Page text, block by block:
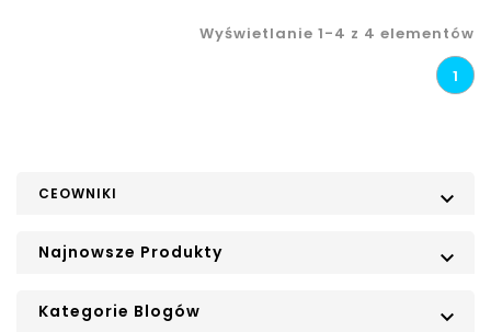
Wyświetlanie 1-4 z 4 elementów
1
CEOWNIKI 
Najnowsze Produkty 
Kategorie Blogów 